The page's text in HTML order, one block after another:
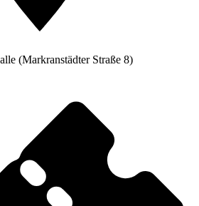
(Markranstädter Straße 8)